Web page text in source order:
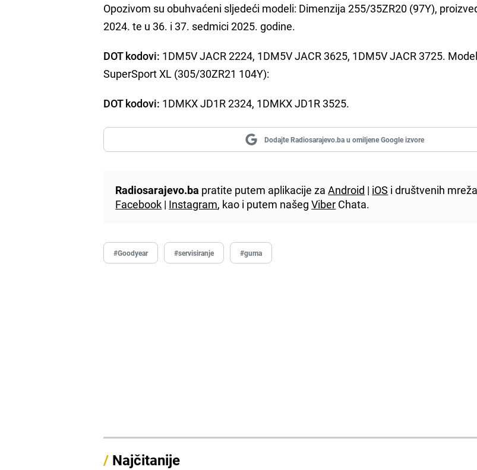
Opozivom su obuhvaćeni sljedeći modeli: Dimenzija 255/35ZR20 (97Y),
2024. te u 36. i 37. sedmici 2025. godine.
DOT kodovi: 1DM5V JACR 2224, 1DM5V JACR 3625, 1DM5V JACR 3725.
SuperSport XL (305/30ZR21 104Y):
DOT kodovi: 1DMKX JD1R 2324, 1DMKX JD1R 3525.
Dodajte Radiosarajevo.ba u omiljene Google izvore
Radiosarajevo.ba pratite putem aplikacije zaAndroid | iOS i društvenih
Facebook | Instagram, kao i putem našegViber Chata.
#Goodyear #servisiranje #guma
/ Najčitanije